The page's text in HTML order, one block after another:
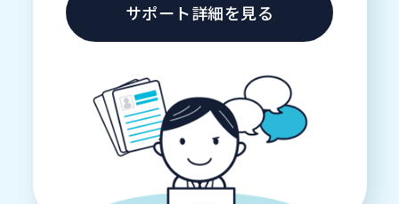
サポート詳細を見る